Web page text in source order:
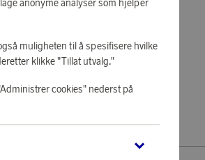
INN FOR Å HANDLE
anonyme analyser som hjelper
muligheten til å spesifisere hvilke
klikke "Tillat utvalg."
cookies" nederst på